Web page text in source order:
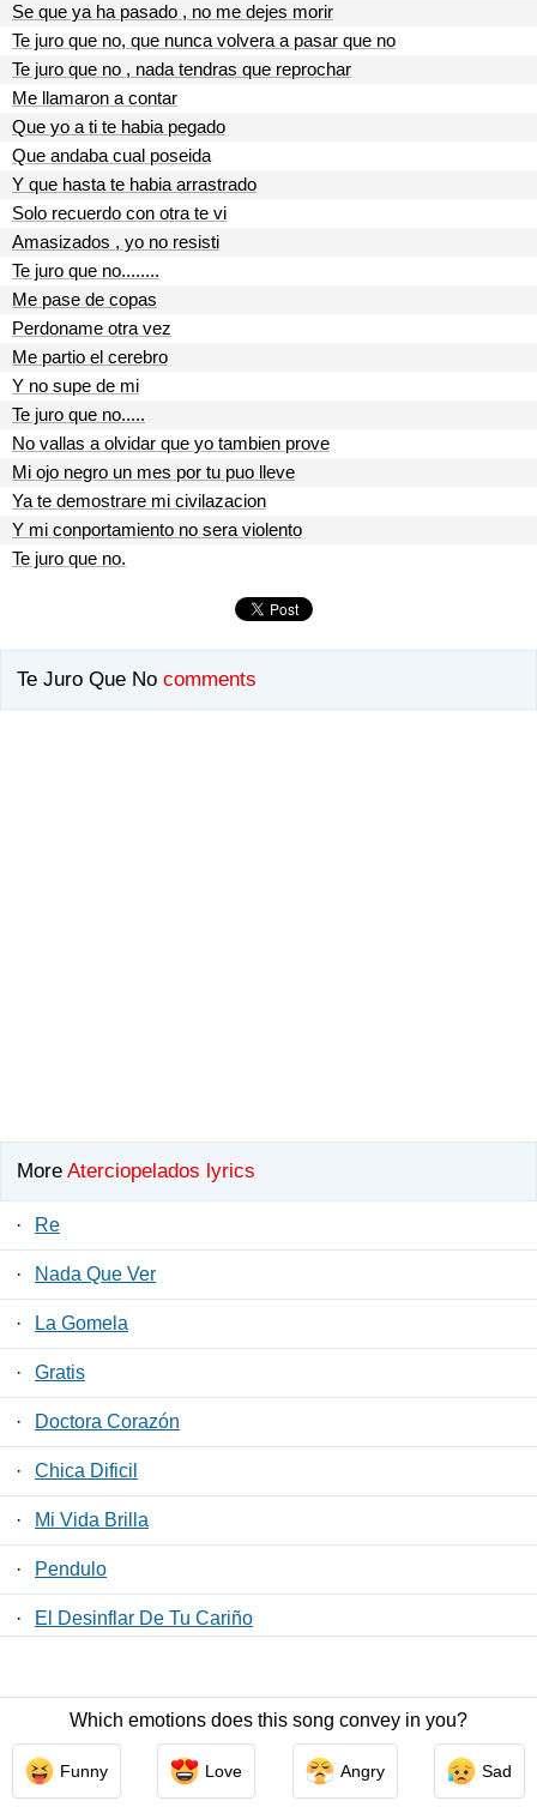
Se que ya ha pasado , no me dejes morir
Te juro que no, que nunca volvera a pasar que no
Te juro que no , nada tendras que reprochar
Me llamaron a contar
Que yo a ti te habia pegado
Que andaba cual poseida
Y que hasta te habia arrastrado
Solo recuerdo con otra te vi
Amasizados , yo no resisti
Te juro que no........
Me pase de copas
Perdoname otra vez
Me partio el cerebro
Y no supe de mi
Te juro que no.....
No vallas a olvidar que yo tambien prove
Mi ojo negro un mes por tu puo lleve
Ya te demostrare mi civilazacion
Y mi conportamiento no sera violento
Te juro que no.
Te Juro Que No comments
More Aterciopelados lyrics
· Re
· Nada Que Ver
· La Gomela
· Gratis
· Doctora Corazón
· Chica Dificil
· Mi Vida Brilla
· Pendulo
· El Desinflar De Tu Cariño
Which emotions does this song convey in you?
Funny Love Angry Sad
LyricsMars Privacy Policy/ / LyricsFreak © 2026